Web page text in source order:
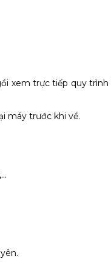
xem trực tiếp quy trình
máy trước khi về.